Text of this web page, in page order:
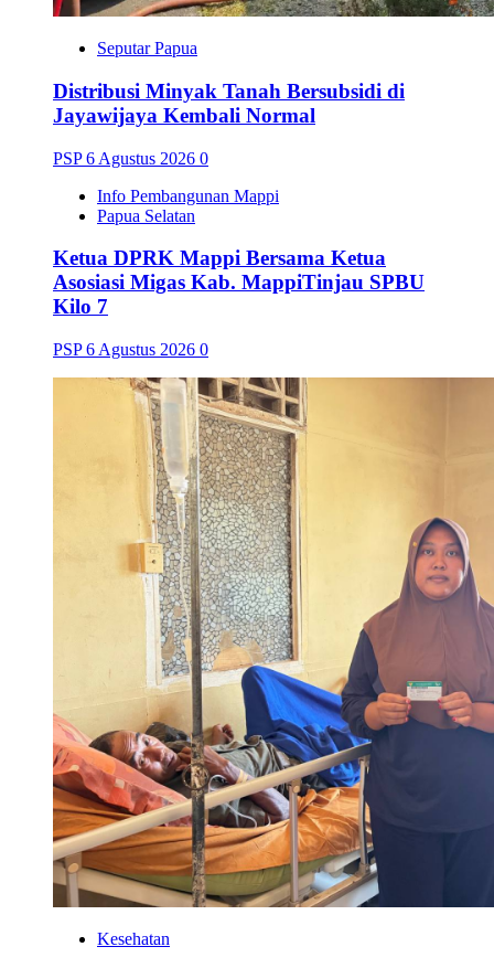
Seputar Papua
Distribusi Minyak Tanah Bersubsidi di
Jayawijaya Kembali Normal
PSP6 Agustus 2026 0
Info Pembangunan Mappi
Papua Selatan
Ketua DPRK Mappi Bersama Ketua
Asosiasi Migas Kab. MappiTinjau SPBU
Kilo 7
PSP6 Agustus 2026 0
Kesehatan